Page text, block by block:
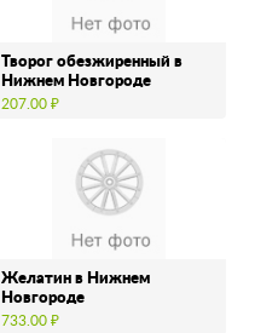
Творог обезжиренный в
Нижнем Новгороде
207.00 ₽
Желатин в Нижнем
Новгороде
733.00 ₽